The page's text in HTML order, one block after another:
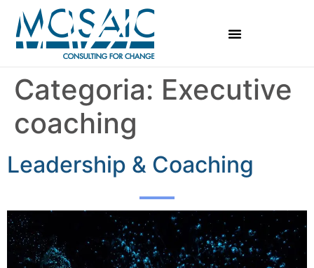
Categoria: Executive
coaching
Leadership & Coaching